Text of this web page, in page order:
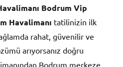
Bodrum Vip
Havalimanı tatilinizin ilk
rahat, güvenilir ve
arıyorsanız doğru
Bodrum merkeze